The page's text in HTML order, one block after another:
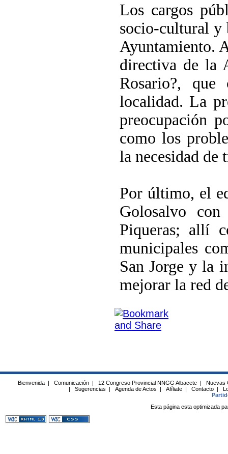
Los cargos
socio-cultural y
Ayuntamiento.
directiva de la
Rosario?, que
localidad. La
preocupación
como los
la necesidad de
Por último, el
Golosalvo con
Piqueras; allí
municipales
San Jorge y la
mejorar la red
Bienvenida | Comunicación | 12 Congreso Provincial NNGG Albacete |
Nuevas
|
Sugerencias | Agenda de Actos | Afíliate | Contacto |
Esta página esta optimizada